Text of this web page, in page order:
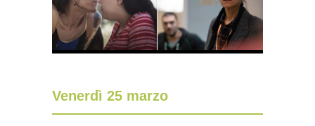
Venerdì 25 marzo